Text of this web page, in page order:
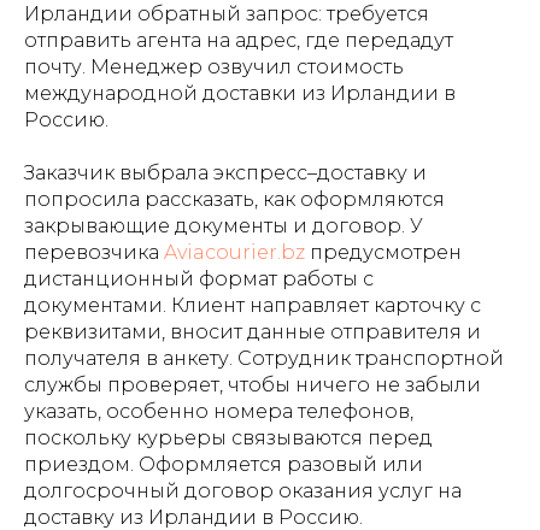
Ирландии обратный запрос: требуется
отправить агента на адрес, где передадут
почту. Менеджер озвучил стоимость
международной доставки из Ирландии в
Россию.
Заказчик выбрала экспресс–доставку и
попросила рассказать, как оформляются
закрывающие документы и договор. У
перевозчика Aviacourier.bz предусмотрен
дистанционный формат работы с
документами. Клиент направляет карточку с
реквизитами, вносит данные отправителя и
получателя в анкету. Сотрудник транспортной
службы проверяет, чтобы ничего не забыли
указать, особенно номера телефонов,
поскольку курьеры связываются перед
приездом. Оформляется разовый или
долгосрочный договор оказания услуг на
доставку из Ирландии в Россию.